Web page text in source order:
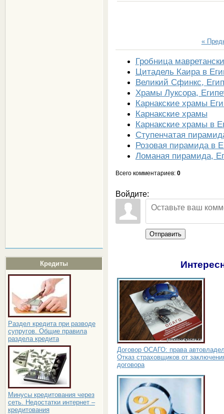
Кредиты
Раздел кредита при разводе
супругов. Общие правила
раздела кредита
Минусы кредитования через
сеть. Недостатки интернет –
кредитования
«
Гробница
Цитадель Каира в
Великий Сфинкс,
Храмы Луксора,
Карнакские храмы
Карнакские храмы
Карнакские храмы в
Ступенчатая
Розовая пирамида в
Ломаная пирамида,
Всего комментариев: 0
Войдите:
Отправить
Договор ОСАГО: права
Отказ страховщиков от
договора